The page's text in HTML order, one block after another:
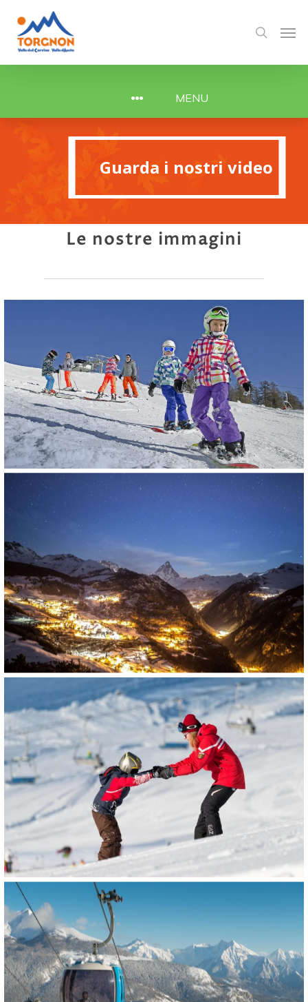
MENU
Guarda i nostri video
Guarda i nostri video
Le nostre immagini